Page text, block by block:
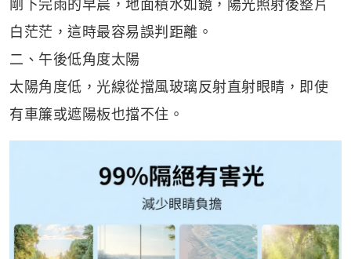
剛下完雨的早晨，地面積水如鏡，陽光照射後整片
白茫茫，這時最容易誤判距離。
二、午後低角度太陽
太陽角度低，光線從擋風玻璃反射直射眼睛，即使
有車簾或遮陽板也擋不住。